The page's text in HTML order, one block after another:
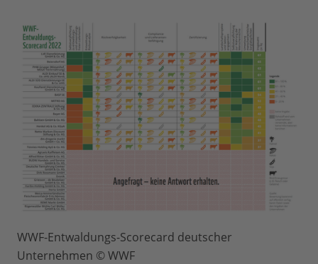
WWF-Entwaldungs-Scorecard deutscher
Unternehmen © WWF